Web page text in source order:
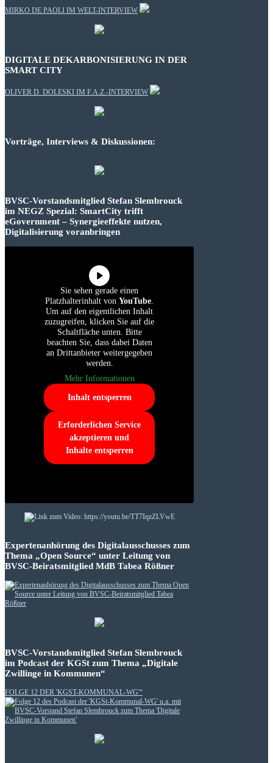
MIRKO DE PAOLI IM WELT-INTERVIEW
DIGITALE DEKARBONISIERUNG IN DER
SMART CITY
OLIVER D. DOLESKI IM F.A.Z.-INTERVIEW
Vorträge, Interviews & Diskussionen:
BVSC-Vorstandsmitglied Stefan Slembrouck
im NEGZ Spezial: SmartCity trifft
eGovernment – Synergieeffekte nutzen,
Digitalisierung voranbringen
Sie sehen gerade einen
Platzhalterinhalt von YouTube.
Um auf den eigentlichen Inhalt
zuzugreifen, klicken Sie auf die
Schaltfläche unten. Bitte
beachten Sie, dass dabei Daten
an Drittanbieter weitergegeben
werden.
Mehr Informationen
Inhalt entsperren
Erforderlichen Service
akzeptieren und
Inhalte entsperren
Expertenanhörung des Digitalausschusses zum
Thema „Open Source“ unter Leitung von
BVSC-Beiratsmitglied MdB Tabea Rößner
BVSC-Vorstandsmitglied Stefan Slembrouck
im Podcast der KGSt zum Thema „Digitale
Zwillinge in Kommunen“
FOLGE 12 DER 'KGST-KOMMUNAL-WG'“